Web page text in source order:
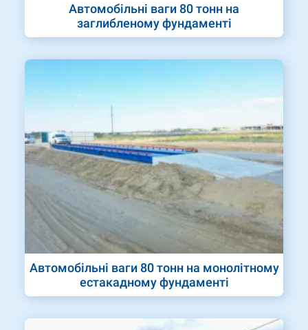
Автомобільні ваги 80 тонн на
заглибленому фундаменті
Автомобільні ваги 80 тонн на монолітному
естакадному фундаменті